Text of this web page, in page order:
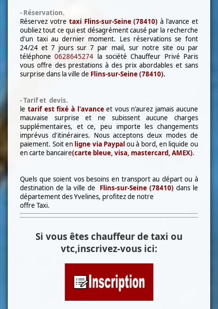
- Réservation.
Réservez votre taxi Flins-sur-Seine (78410)à l'avance et
oubliez tout ce qui est désagrément causé par la recherche
d'un taxi au dernier moment. Les réservations se font
24/24 et 7 jours sur 7 par mail, sur notre site ou par
téléphone0628645274 la société Chauffeur Privé Paris
vous offre des prestations à des prix abordables et sans
surprise dans la ville de Flins-sur-Seine (78410).
- Tarif et devis.
le tarif est fixé à l'avanceet vous n'aurez jamais aucune
mauvaise surprise et ne subissent aucune charges
supplémentaires, et ce, peu importe les changements
imprévus d'itinéraires. Nous acceptons deux modes de
paiement. Soit en ligne via Paypal ou à bord, en liquide ou
en carte bancaire(carte bleue, visa, mastercard, AMEX).
Quels que soient vos besoins en transport au départ ou à
destination de la ville de Flins-sur-Seine (78410) dans le
département des Yvelines, profitez de notre
offre Taxi.
Si vous êtes chauffeur de taxi ou
vtc,inscrivez-vous ici: